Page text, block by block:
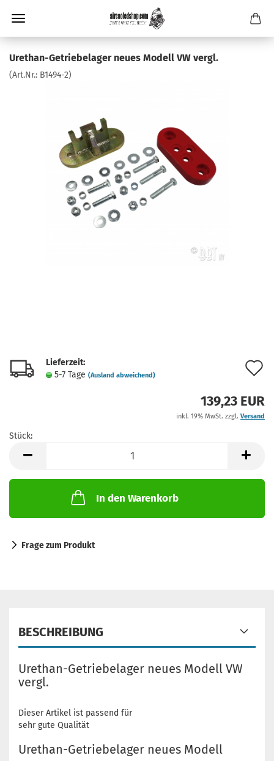
Urethan-Getriebelager neues Modell VW vergl.
(Art.Nr.: B1494-2)
Lieferzeit:
5-7 Tage (Ausland abweichend)
139,23 EUR
inkl. 19% MwSt. zzgl. Versand
Stück:
In den Warenkorb
Frage zum Produkt
BESCHREIBUNG
Urethan-Getriebelager neues Modell VW
vergl.
Dieser Artikel ist passend für
sehr gute Qualität
Urethan-Getriebelager neues Modell